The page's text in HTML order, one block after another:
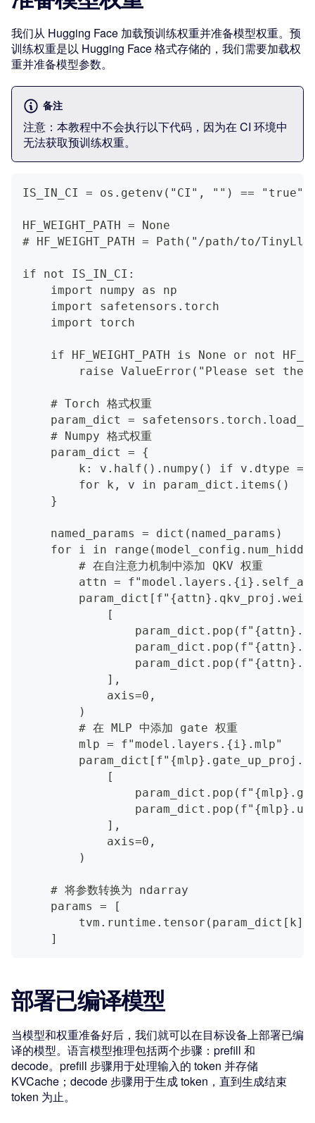
我们从 Hugging Face 加载预训练权重并准备模型权重。预
训练权重是以 Hugging Face 格式存储的，我们需要加载权
重并准备模型参数。
备注
注意：本教程中不会执行以下代码，因为在 CI 环境中
无法获取预训练权重。
IS_IN_CI = os.getenv("CI", "") == "true"
HF_WEIGHT_PATH = None
# HF_WEIGHT_PATH = Path("/path/to/
if not IS_IN_CI:
    import numpy as np
    import safetensors.torch
    import torch
if HF_WEIGHT_PATH is None or not
raise ValueError("Please set the
    # Torch 格式权重
param_dict =
    # Numpy 格式权重
    param_dict = {
k: v.half().numpy() if v.dtype
        for k, v in param_dict.items()
    }
    named_params = dict(named_params)
for i in
        # 在自注意力机制中添加 QKV 权重
attn =
            [
            ],
            axis=0,
        )
        # 在 MLP 中添加 gate 权重
        mlp = f"model.layers.{i}.mlp"
            [
            ],
            axis=0,
        )
    # 将参数转换为 ndarray
    params = [
    ]
部署已编译模型
当模型和权重准备好后，我们就可以在目标设备上部署已编
译的模型。语言模型推理包括两个步骤：prefill 和
decode。prefill 步骤用于处理输入的 token 并存储
KVCache；decode 步骤用于生成 token，直到生成结束
token 为止。